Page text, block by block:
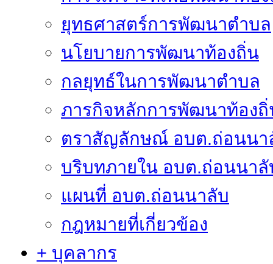
ยุทธศาสตร์การพัฒนาตำบล
นโยบายการพัฒนาท้องถิ่น
กลยุทธ์ในการพัฒนาตำบล
ภารกิจหลักการพัฒนาท้อง
ตราสัญลักษณ์ อบต.ถ่อนนา
บริบทภายใน อบต.ถ่อนนา
แผนที่ อบต.ถ่อนนาลับ
กฎหมายที่เกี่ยวข้อง
+ บุคลากร